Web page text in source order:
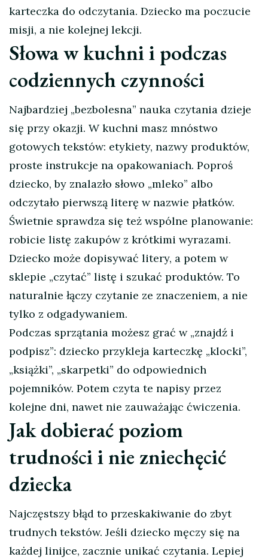
karteczka do odczytania. Dziecko ma poczucie
misji, a nie kolejnej lekcji.
Słowa w kuchni i podczas
codziennych czynności
Najbardziej „bezbolesna” nauka czytania dzieje
się przy okazji. W kuchni masz mnóstwo
gotowych tekstów: etykiety, nazwy produktów,
proste instrukcje na opakowaniach. Poproś
dziecko, by znalazło słowo „mleko” albo
odczytało pierwszą literę w nazwie płatków.
Świetnie sprawdza się też wspólne planowanie:
robicie listę zakupów z krótkimi wyrazami.
Dziecko może dopisywać litery, a potem w
sklepie „czytać” listę i szukać produktów. To
naturalnie łączy czytanie ze znaczeniem, a nie
tylko z odgadywaniem.
Podczas sprzątania możesz grać w „znajdź i
podpisz”: dziecko przykleja karteczkę „klocki”,
„książki”, „skarpetki” do odpowiednich
pojemników. Potem czyta te napisy przez
kolejne dni, nawet nie zauważając ćwiczenia.
Jak dobierać poziom
trudności i nie zniechęcić
dziecka
Najczęstszy błąd to przeskakiwanie do zbyt
trudnych tekstów. Jeśli dziecko męczy się na
każdej linijce, zacznie unikać czytania. Lepiej